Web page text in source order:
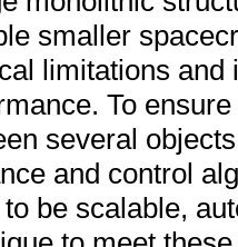
smaller
limitations and
To
several
and control
be scalable,